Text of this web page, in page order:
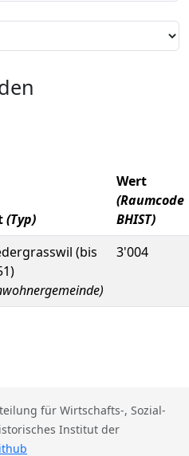
(Typ)
Wert
(Raumcode
BHIST)
(bis
3'004
für Wirtschafts-, Sozial-
Institut der